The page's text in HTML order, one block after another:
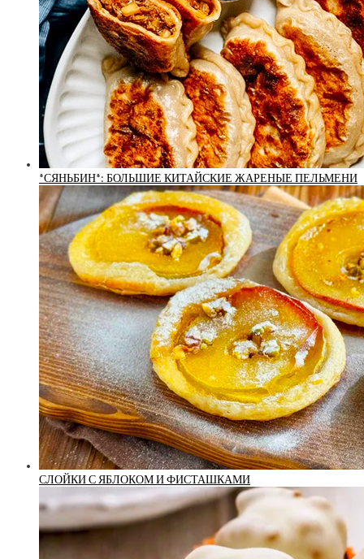
*СЯНЬБИН*: БОЛЬШИЕ КИТАЙСКИЕ ЖАРЕНЫЕ ПЕЛЬМЕНИ
СЛОЙКИ С ЯБЛОКОМ И ФИСТАШКАМИ